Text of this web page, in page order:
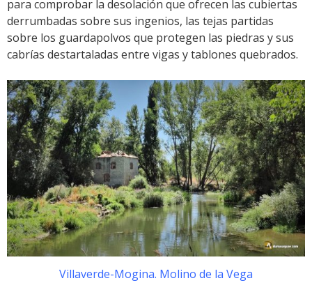
para comprobar la desolación que ofrecen las cubiertas
derrumbadas sobre sus ingenios, las tejas partidas
sobre los guardapolvos que protegen las piedras y sus
cabrías destartaladas entre vigas y tablones quebrados.
Villaverde-Mogina. Molino de la Vega